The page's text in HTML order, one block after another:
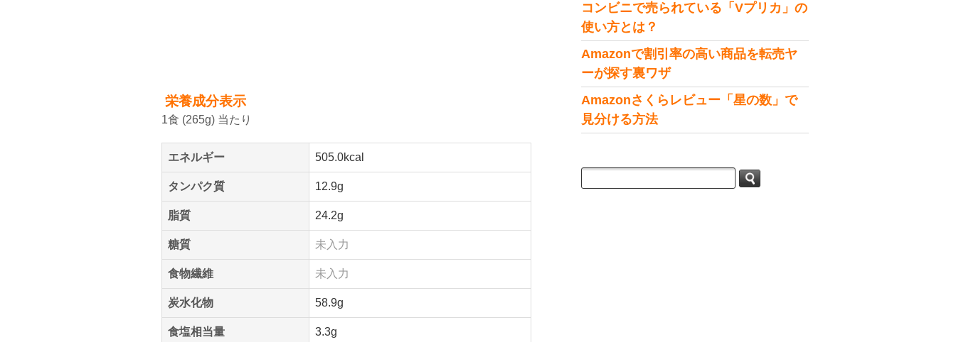
栄養成分表示
1食 (265g) 当たり
エネルギー 505.0kcal
タンパク質 12.9g
脂質 24.2g
糖質 未入力
食物繊維 未入力
炭水化物 58.9g
食塩相当量 3.3g
コンビニで売られている「Vプリカ」の
使い方とは？
Amazonで割引率の高い商品を転売ヤ
ーが探す裏ワザ
Amazonさくらレビュー「星の数」で
見分ける方法